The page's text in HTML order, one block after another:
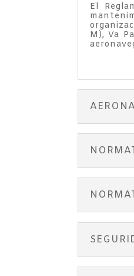
El
M), Va